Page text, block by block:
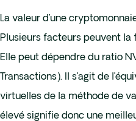
La valeur d’une
Plusieurs facteurs peuvent
Elle peut dépendre du ratio
Transactions). Il s’agit de
virtuelles de la méthode de
élevé signifie donc une